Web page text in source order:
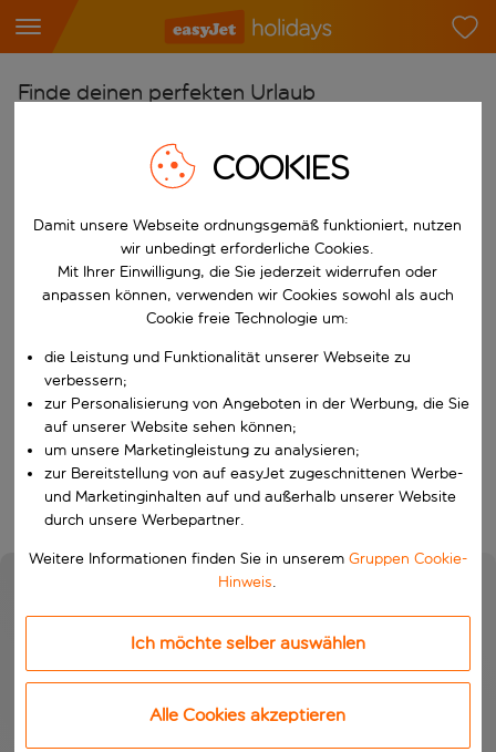
Finde deinen perfekten Urlaub
Flughafen wählen
Beginne mit der Eingabe für die automatische
Reiseziel wählen
Nach
Wähle ein Ab- und Rückflugdatum aus.
Reisezeitraum wählen
Wann
Wer
Suchen
COOKIES
Damit unsere Webseite ordnungsgemäß funktioniert, nutzen
wir unbedingt erforderliche Cookies.
Mit Ihrer Einwilligung, die Sie jederzeit widerrufen oder
anpassen können, verwenden wir Cookies sowohl als auch
Cookie freie Technologie um:
die Leistung und Funktionalität unserer Webseite zu
verbessern;
zur Personalisierung von Angeboten in der Werbung, die Sie
auf unserer Website sehen können;
um unsere Marketingleistung zu analysieren;
zur Bereitstellung von auf easyJet zugeschnittenen Werbe-
und Marketinginhalten auf und außerhalb unserer Website
durch unsere Werbepartner.
Weitere Informationen finden Sie in unserem Gruppen Cookie-
Hinweis.
Ich möchte selber auswählen
Alle Cookies akzeptieren